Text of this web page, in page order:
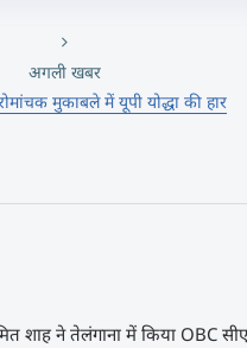
अगली खबर
मुकाबले में यूपी योद्धा की हार
शाह ने तेलंगाना में किया OBC